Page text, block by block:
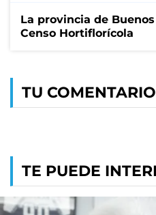
La provincia de
Censo Hortiflorícola
TU COMENTARIO
TE PUEDE